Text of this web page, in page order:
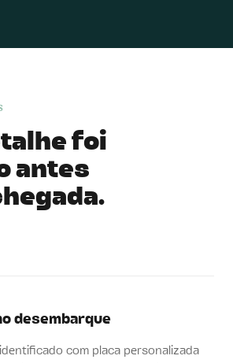
foi
antes
desembarque
com placa personalizada